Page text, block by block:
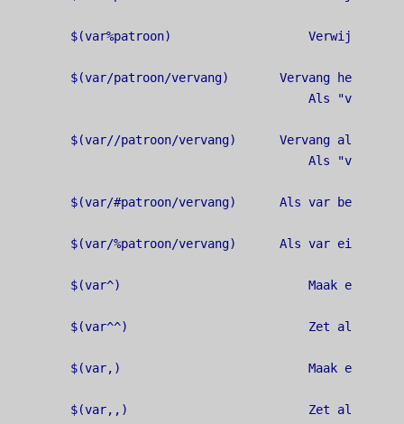
$(var%patroon)                   Verwijder
$(var/patroon/vervang)       Vervang het
Als
$(var//patroon/vervang)      Vervang alle
Als
$(var/#patroon/vervang)      Als var begint
$(var/%patroon/vervang)      Als var eindigt
$(var^)                          Maak een
$(var^^)                         Zet alle tekens
$(var,)                          Maak een kleine